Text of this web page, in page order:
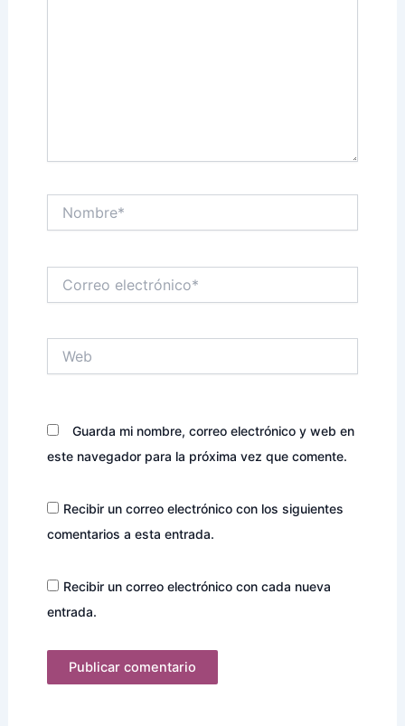
electrónico*
Guarda mi nombre, correo electrónico y web en
este navegador para la próxima vez que comente.
Recibir un correo electrónico con los siguientes
comentarios a esta entrada.
Recibir un correo electrónico con cada nueva
entrada.